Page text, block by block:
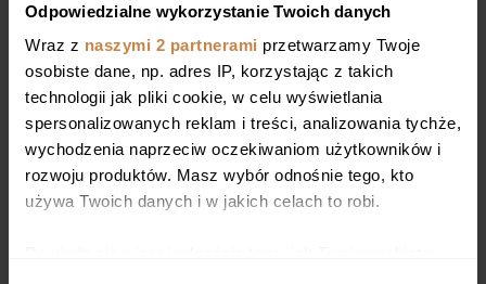
Odpowiedzialne wykorzystanie Twoich danych
Wraz z naszymi 2 partnerami przetwarzamy Twoje
osobiste dane, np. adres IP, korzystając z takich
technologii jak pliki cookie, w celu wyświetlania
spersonalizowanych reklam i treści, analizowania tychże,
wychodzenia naprzeciw oczekiwaniom użytkowników i
rozwoju produktów. Masz wybór odnośnie tego, kto
używa Twoich danych i w jakich celach to robi.